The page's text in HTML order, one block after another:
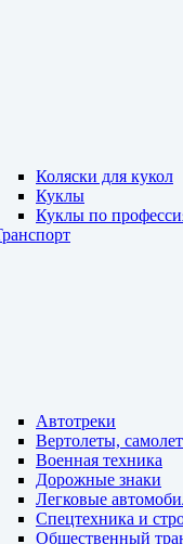
Коляски для кукол
Куклы
Куклы по
Автотреки
Вертолеты,
Военная техника
Дорожные знаки
Легковые
Спецтехника и
Общественный